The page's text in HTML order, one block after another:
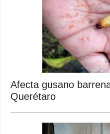
Afecta gusano
Querétaro